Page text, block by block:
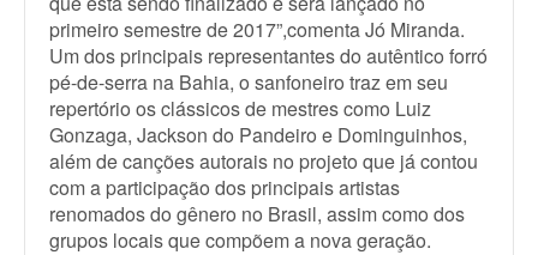
primeiro semestre de 2017”,comenta Jó Miranda.
Um dos principais representantes do autêntico forró
pé-de-serra na Bahia, o sanfoneiro traz em seu
repertório os clássicos de mestres como Luiz
Gonzaga, Jackson do Pandeiro e Dominguinhos,
além de canções autorais no projeto que já contou
com a participação dos principais artistas
renomados do gênero no Brasil, assim como dos
grupos locais que compõem a nova geração.